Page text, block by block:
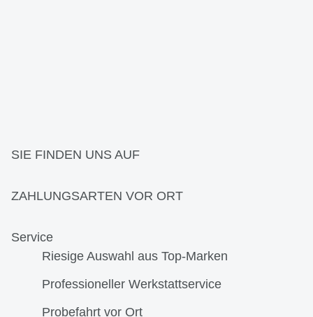
SIE FINDEN UNS AUF
ZAHLUNGSARTEN VOR ORT
Service
Riesige Auswahl aus Top-Marken
Professioneller Werkstattservice
Probefahrt vor Ort